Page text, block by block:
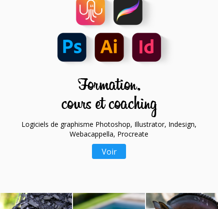
Logiciels de graphisme Photoshop, Illustrator, Indesign,
Webacappella, Procreate
Voir